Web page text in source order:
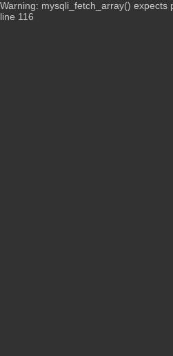
Warning: mysqli_fetch_array()
line 116